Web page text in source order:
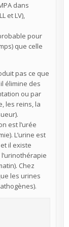
dans
et LV),
pour
que celle
pas ce que
élimine des
ou par
les reins, la
est l’urée
L’urine est
il existe
Chez
les urines